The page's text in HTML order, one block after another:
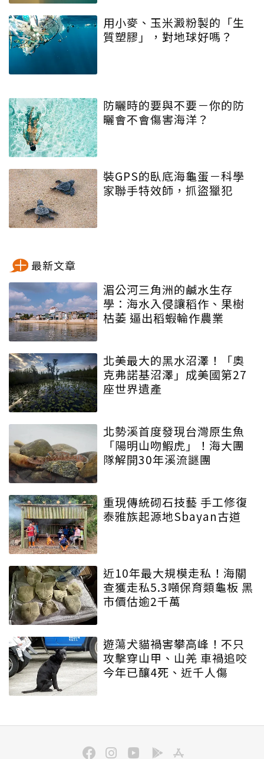
用小麥、玉米澱粉製的「生
質塑膠」，對地球好嗎？
防曬時的要與不要－你的防
曬會不會傷害海洋？
裝GPS的臥底海龜蛋－科學
家聯手特效師，抓盜獵犯
最新文章
湄公河三角洲的鹹水生存
學：海水入侵讓稻作、果樹
枯萎 逼出稻蝦輪作農業
北美最大的黑水沼澤！「奧
克弗諾基沼澤」成美國第27
座世界遺產
北勢溪首度發現台灣原生魚
「陽明山吻鰕虎」！海大團
隊解開30年溪流謎團
重現傳統砌石技藝 手工修復
泰雅族起源地Sbayan古道
近10年最大規模走私！海關
查獲走私5.3噸保育類龜板 黑
市價估逾2千萬
遊蕩犬貓禍害攀高峰！不只
攻擊穿山甲、山羌 車禍追咬
今年已釀4死、近千人傷